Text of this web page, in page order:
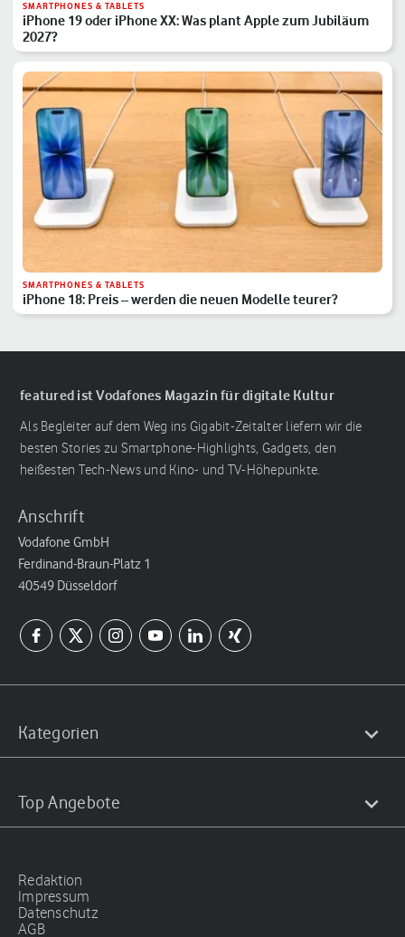
SMARTPHONES & TABLETS
iPhone 19 oder iPhone XX: Was plant Apple zum Jubiläum
2027?
SMARTPHONES & TABLETS
iPhone 18: Preis – werden die neuen Modelle teurer?
featured ist Vodafones Magazin für digitale Kultur
Als Begleiter auf dem Weg ins Gigabit-Zeitalter liefern wir die
besten Stories zu Smartphone-Highlights, Gadgets, den
heißesten Tech-News und Kino- und TV-Höhepunkte.
Anschrift
Vodafone GmbH
Ferdinand-Braun-Platz 1
40549 Düsseldorf
Kategorien
Top Angebote
Redaktion
Impressum
Datenschutz
AGB